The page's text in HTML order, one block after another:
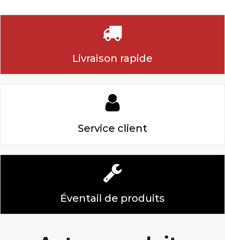
Livraison rapide
Service client
Éventail de produits